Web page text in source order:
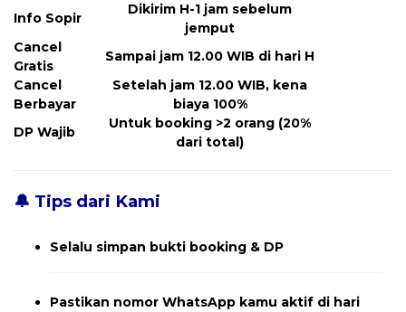
Info Sopir
Dikirim H-1 jam sebelum
jemput
Cancel
Gratis
Sampai jam 12.00 WIB di hari H
Cancel
Berbayar
Setelah jam 12.00 WIB, kena
biaya 100%
DP Wajib
Untuk booking >2 orang (20%
dari total)
🔔 Tips dari Kami
Selalu simpan bukti booking & DP
Pastikan nomor WhatsApp kamu aktif di hari